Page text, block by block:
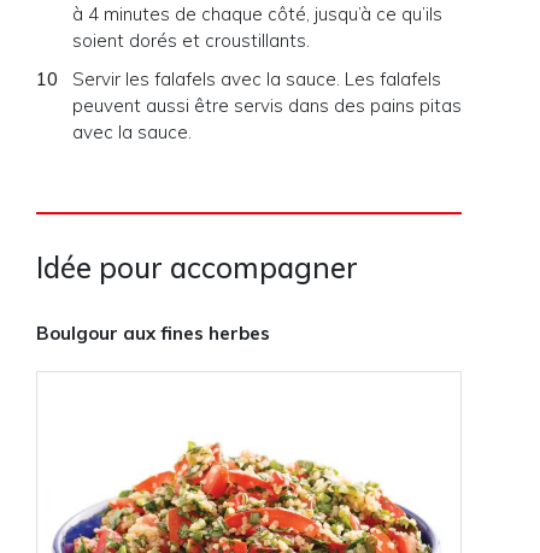
à 4 minutes de chaque côté, jusqu’à ce qu’ils
soient dorés et croustillants.
Servir les falafels avec la sauce. Les falafels
peuvent aussi être servis dans des pains pitas
avec la sauce.
Idée pour accompagner
Boulgour aux fines herbes